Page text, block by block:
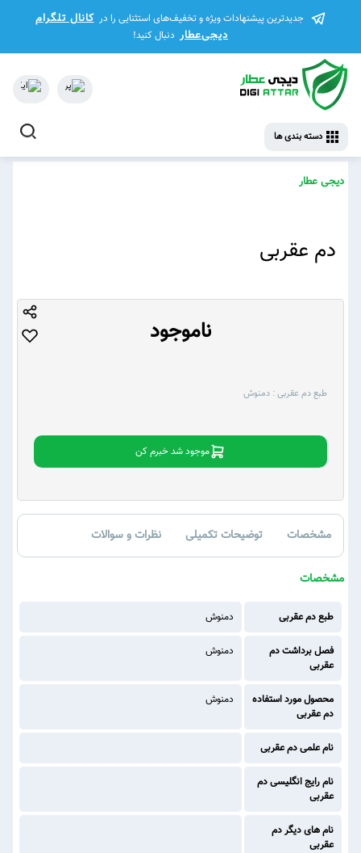
جدیدترین پیشنهادات ویژه و تخفیف‌های استثنایی را در کانال تلگرام
دیجی‌عطار دنبال کنید!
دسته بندی ها
دیجی عطار
دم عقربی
ناموجود
طبع دم عقربی : دمنوش
موجود شد خبرم کن
مشخصات توضیحات تکمیلی نظرات و سوالات
مشخصات
طبع دم عقربی دمنوش
فصل برداشت دم
عقربی
دمنوش
محصول مورد استفاده
دم عقربی
دمنوش
نام علمی دم عقربی
نام رایج انگلیسی دم
عقربی
نام های دیگر دم
عقربی